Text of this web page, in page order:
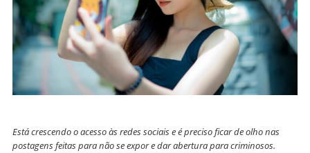
Está crescendo o acesso às redes sociais e é preciso ficar de olho nas
postagens feitas para não se expor e dar abertura para criminosos.